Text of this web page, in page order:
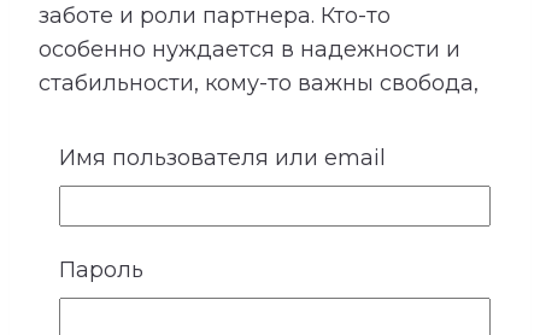
заботе и роли партнера. Кто-то
особенно нуждается в надежности и
стабильности, кому-то важны свобода,
эмоциональная поддержка. Не все
потребности произносятся вслух,
разочарований.
Имя пользователя или email
Пароль